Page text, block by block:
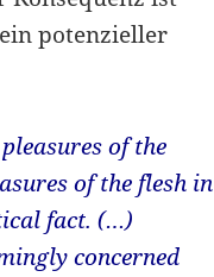
potenzieller
of the
of the flesh in
fact. (…)
concerned